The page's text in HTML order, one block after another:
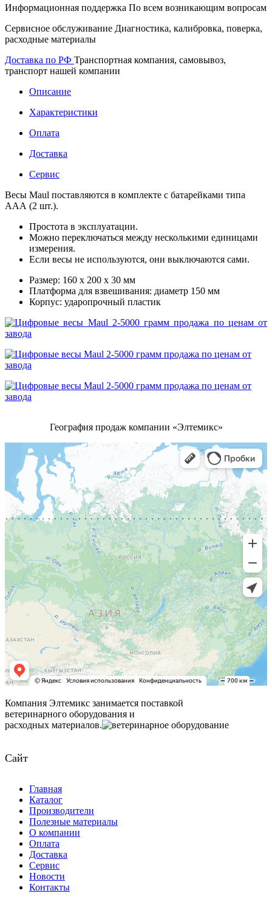
Информационная поддержка По всем возникающим вопросам
Сервисное обслуживание Диагностика, калибровка, поверка,
расходные материалы
Доставка по РФ Транспортная компания, самовывоз,
транспорт нашей компании
Описание
Характеристики
Оплата
Доставка
Сервис
Весы Maul поставляются в комплекте с батарейками типа
ААА (2 шт.).
Простота в эксплуатации.
Можно переключаться между несколькими единицами
измерения.
Если весы не используются, они выключаются сами.
Размер: 160 x 200 x 30 мм
Платформа для взвешивания: диаметр 150 мм
Корпус: ударопрочный пластик
География продаж компании «Элтемикс»
Компания Элтемикс занимается поставкой
ветеринарного оборудования и
расходных материалов.
Сайт
Главная
Каталог
Производители
Полезные материалы
О компании
Оплата
Доставка
Сервис
Новости
Контакты